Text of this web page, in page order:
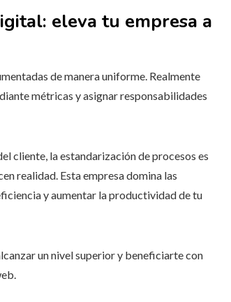
eleva tu empresa a
de manera uniforme. Realmente
métricas y asignar responsabilidades
cliente, la estandarización de procesos es
realidad. Esta empresa domina las
y aumentar la productividad de tu
un nivel superior y beneficiarte con